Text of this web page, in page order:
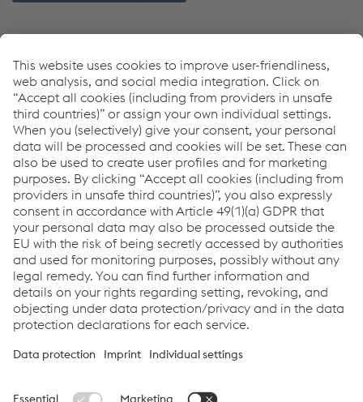
Equipos
Download Center
Programa de garantía de 5 años de Böhler Welding
Búsqueda de distribuidores
Inverter para soldadura por arcoPDF | 5,11 MB
Links
Servicios
Carrera
Condiciones generales
Code of Conduct
Protección de datos